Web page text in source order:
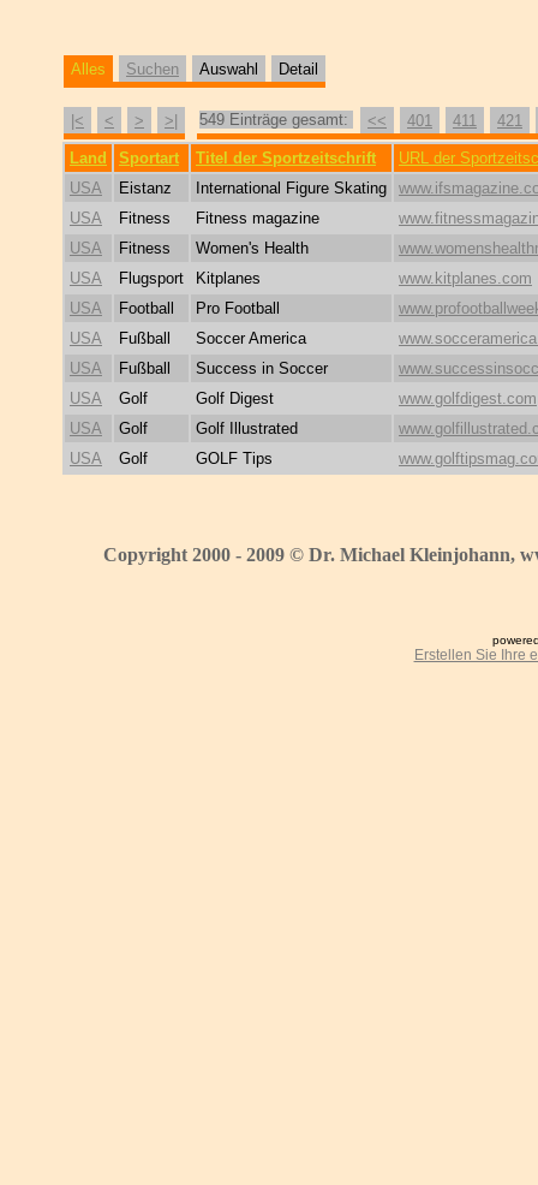
Alles Suchen Auswahl Detail
|< < > >| 549 Einträge gesamt: << 401 411 421
Land Sportart Titel der Sportzeitschrift
URL der
USA
Eistanz International Figure Skating
USA
Fitness Fitness magazine
USA
Fitness Women's Health
USA
Flugsport Kitplanes
www.kitplanes.com
USA
Football Pro Football
USA
Fußball Soccer America
USA
Fußball Success in Soccer
USA
Golf Golf Digest
www.golfdigest.com
USA
Golf Golf Illustrated
USA
Golf GOLF Tips
Copyright 2000 - 2009 © Dr. Michael Kleinjohann,
Erstellen Sie Ihre